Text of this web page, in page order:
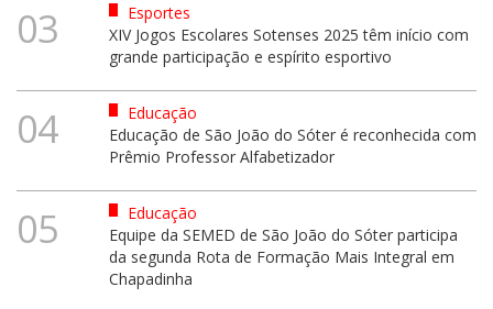
03
Esportes
XIV Jogos Escolares Sotenses 2025 têm início com
grande participação e espírito esportivo
04
Educação
Educação de São João do Sóter é reconhecida com
Prêmio Professor Alfabetizador
05
Educação
Equipe da SEMED de São João do Sóter participa
da segunda Rota de Formação Mais Integral em
Chapadinha